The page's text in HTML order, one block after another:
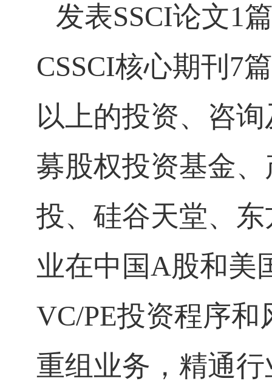
发表SSCI论文1
CSSCI核心期刊 7
以上的投资、咨
募股权投资基金
投、硅谷天堂、
业在中国A股和美
VC/PE投资程序和
重组业务，精通